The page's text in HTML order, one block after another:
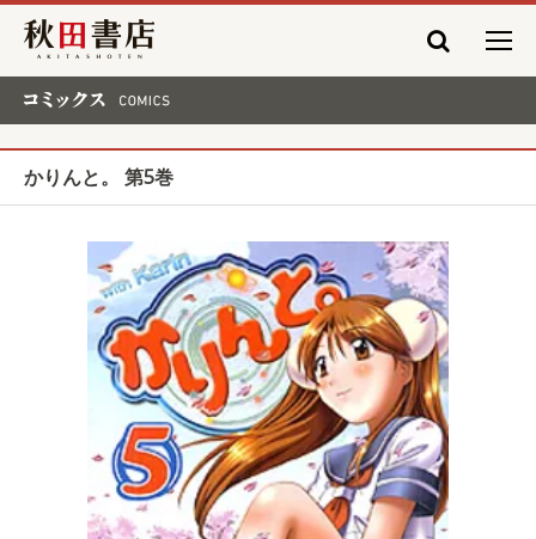
秋田書店
かりんと。 第5巻